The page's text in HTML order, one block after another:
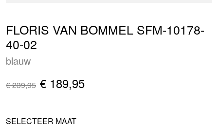
FLORIS VAN BOMMEL SFM-10178-
40-02
blauw
€ 239,95 € 189,95
SELECTEER MAAT